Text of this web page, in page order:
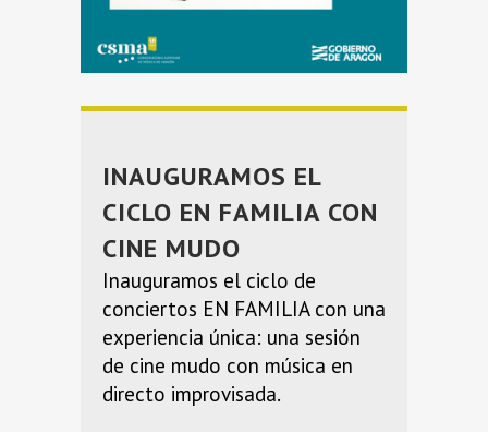
INAUGURAMOS EL
CICLO EN FAMILIA CON
CINE MUDO
Inauguramos el ciclo de
conciertos EN FAMILIA con una
experiencia única: una sesión
de cine mudo con música en
directo improvisada.